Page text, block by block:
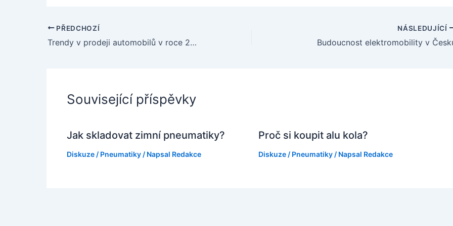
PŘEDCHOZÍ
Trendy v prodeji automobilů v roce 2023
NÁSLEDUJÍCÍ
Budoucnost elektromobility v
Související příspěvky
Jak skladovat zimní pneumatiky?
Diskuze / Pneumatiky / Napsal Redakce
Proč si koupit alu kola?
Diskuze / Pneumatiky/ Napsal Redakce